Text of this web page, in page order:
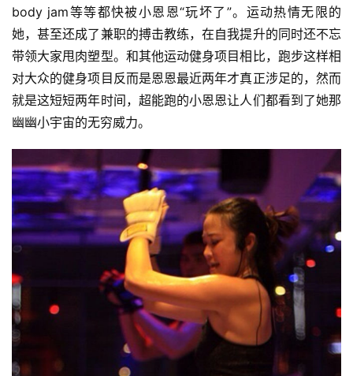
body jam等等都快被小恩恩“玩坏了”。运动热情无限的
她，甚至还成了兼职的搏击教练，在自我提升的同时还不忘
带领大家甩肉塑型。和其他运动健身项目相比，跑步这样相
对大众的健身项目反而是恩恩最近两年才真正涉足的，然而
就是这短短两年时间，超能跑的小恩恩让人们都看到了她那
幽幽小宇宙的无穷威力。